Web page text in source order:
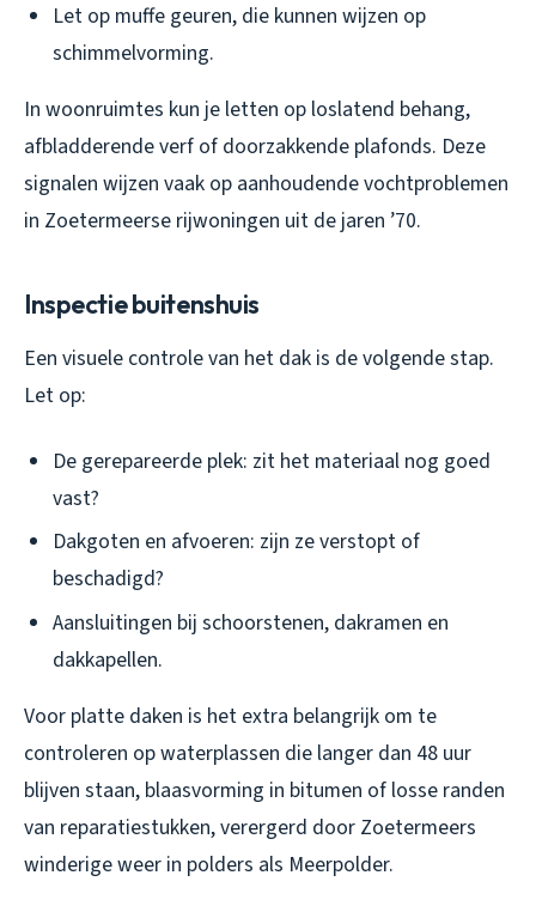
Let op muffe geuren, die kunnen wijzen op
schimmelvorming.
In woonruimtes kun je letten op loslatend behang,
afbladderende verf of doorzakkende plafonds. Deze
signalen wijzen vaak op aanhoudende vochtproblemen
in Zoetermeerse rijwoningen uit de jaren ’70.
Inspectie buitenshuis
Een visuele controle van het dak is de volgende stap.
Let op:
De gerepareerde plek: zit het materiaal nog goed
vast?
Dakgoten en afvoeren: zijn ze verstopt of
beschadigd?
Aansluitingen bij schoorstenen, dakramen en
dakkapellen.
Voor platte daken is het extra belangrijk om te
controleren op waterplassen die langer dan 48 uur
blijven staan, blaasvorming in bitumen of losse randen
van reparatiestukken, verergerd door Zoetermeers
winderige weer in polders als Meerpolder.